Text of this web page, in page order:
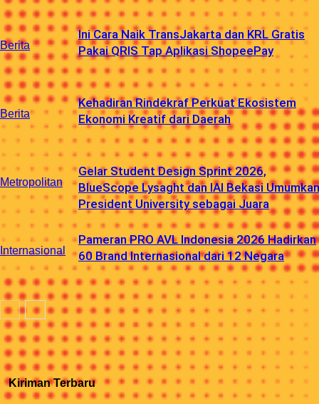
Berita
Ini Cara Naik TransJakarta dan KRL Gratis
Pakai QRIS Tap Aplikasi ShopeePay
Berita
Kehadiran Rindekraf Perkuat Ekosistem
Ekonomi Kreatif dari Daerah
Metropolitan
Gelar Student Design Sprint 2026,
BlueScope Lysaght dan IAI Bekasi Umumkan
President University sebagai Juara
Internasional
Pameran PRO AVL Indonesia 2026 Hadirkan
60 Brand Internasional dari 12 Negara
Kiriman Terbaru